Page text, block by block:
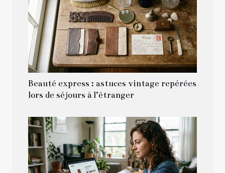
Beauté express : astuces vintage repérées
lors de séjours à l’étranger